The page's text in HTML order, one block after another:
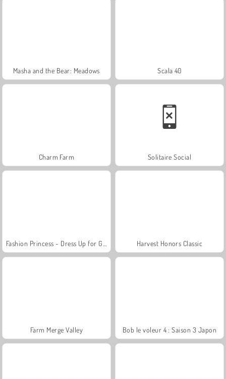
Masha and the Bear: Meadows Scala 40
Charm Farm Solitaire Social
Harvest Honors Classic
Farm Merge Valley Bob le voleur 4 : Saison 3 Japon